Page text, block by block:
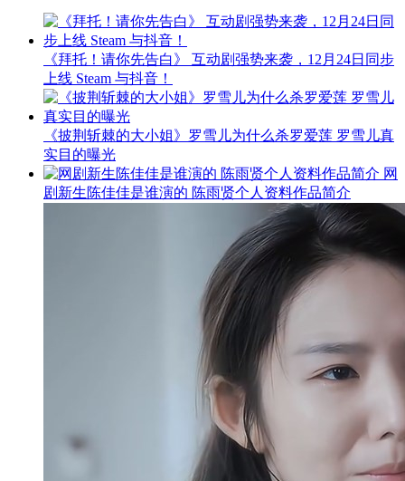
《拜托！请你先告白》 互动剧强势来袭，12月24日同步
上线 Steam 与抖音！
《披荆斩棘的大小姐》罗雪儿为什么杀罗爱莲 罗雪儿真
实目的曝光
网
剧新生陈佳佳是谁演的 陈雨贤个人资料作品简介